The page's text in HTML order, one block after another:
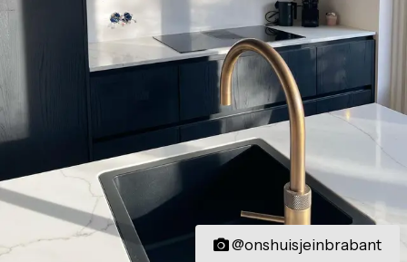
@onshuisjeinbrabant